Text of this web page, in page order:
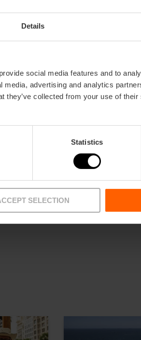
Details
social media features and to
advertising and analytics
they’ve collected from your use of
Statistics
SELECTION
herbergt een van de meest
aandacht voor de Zuid-
skeletten en meer dan vijfduizend
De oorsprong van het centrum
ingenieur Rodrigo Botet. Na
van het stadhuis, werd het
Museum. Sindsdien is
In 2024 was het het
Historisch Stedelijk Museum en